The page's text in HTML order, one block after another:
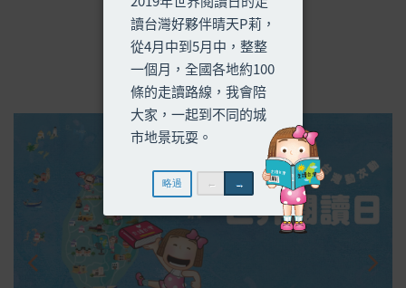
走讀路線導覽
略過 ← →